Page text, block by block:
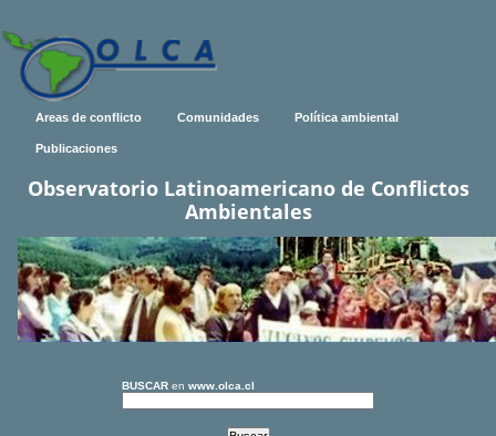
Areas de conflicto Comunidades Política ambiental
Publicaciones
Observatorio Latinoamericano de Conflictos
Ambientales
BUSCAR en www.olca.cl